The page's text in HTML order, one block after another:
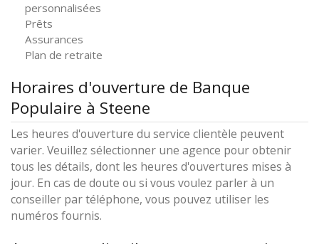
personnalisées
Prêts
Assurances
Plan de retraite
Horaires d'ouverture de Banque
Populaire à Steene
Les heures d'ouverture du service clientèle peuvent
varier. Veuillez sélectionner une agence pour obtenir
tous les détails, dont les heures d'ouvertures mises à
jour. En cas de doute ou si vous voulez parler à un
conseiller par téléphone, vous pouvez utiliser les
numéros fournis.